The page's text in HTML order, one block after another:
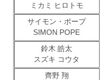
ミカミ ヒロトモ
サイモン・ポープ
SIMON POPE
鈴木 皓太
スズキ コウタ
齊野 翔